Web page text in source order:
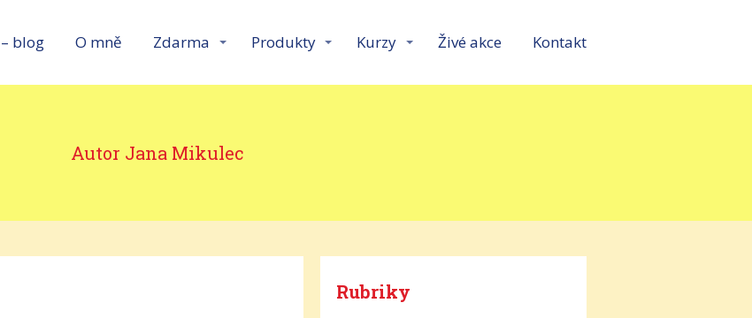
blog O mně Zdarma Produkty Kurzy Živé akce Kontakt
Autor Jana Mikulec
Rubriky